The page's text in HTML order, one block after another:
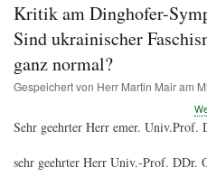
Kritik am Dinghofer-
Sind ukrainischer
ganz normal?
Gespeichert von Herr Martin Mairam
Sehr geehrter Herr emer. Univ.Prof.
sehr geehrter Herr Univ.-Prof. DDr.